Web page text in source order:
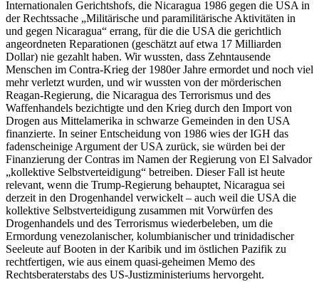
Internationalen Gerichtshofs, die Nicaragua 1986 gegen die USA in
der Rechtssache „Militärische und paramilitärische Aktivitäten in
und gegen Nicaragua“ errang, für die die USA die gerichtlich
angeordneten Reparationen (geschätzt auf etwa 17 Milliarden
Dollar) nie gezahlt haben. Wir wussten, dass Zehntausende
Menschen im Contra-Krieg der 1980er Jahre ermordet und noch viel
mehr verletzt wurden, und wir wussten von der mörderischen
Reagan-Regierung, die Nicaragua des Terrorismus und des
Waffenhandels bezichtigte und den Krieg durch den Import von
Drogen aus Mittelamerika in schwarze Gemeinden in den USA
finanzierte. In seiner Entscheidung von 1986 wies der IGH das
fadenscheinige Argument der USA zurück, sie würden bei der
Finanzierung der Contras im Namen der Regierung von El Salvador
„kollektive Selbstverteidigung“ betreiben. Dieser Fall ist heute
relevant, wenn die Trump-Regierung behauptet, Nicaragua sei
derzeit in den Drogenhandel verwickelt – auch weil die USA die
kollektive Selbstverteidigung zusammen mit Vorwürfen des
Drogenhandels und des Terrorismus wiederbeleben, um die
Ermordung venezolanischer, kolumbianischer und trinidadischer
Seeleute auf Booten in der Karibik und im östlichen Pazifik zu
rechtfertigen, wie aus einem quasi-geheimen Memo des
Rechtsberaterstabs des US-Justizministeriums hervorgeht.